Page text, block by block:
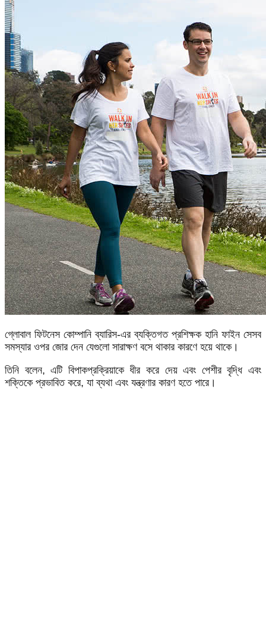
গ্লোবাল ফিটনেস কোম্পানি ব্যারিস-এর ব্যক্তিগত প্রশিক্ষক হানি ফাইন সেসব
সমস্যার ওপর জোর দেন যেগুলো সারাক্ষণ বসে থাকার কারণে হয়ে থাকে।
তিনি বলেন, এটি বিপাকপ্রক্রিয়াকে ধীর করে দেয় এবং পেশীর বৃদ্ধি এবং
শক্তিকে প্রভাবিত করে, যা ব্যথা এবং যন্ত্রণার কারণ হতে পারে।